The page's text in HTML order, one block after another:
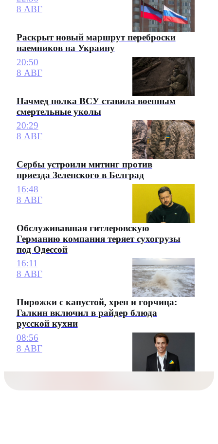
8 АВГ
Раскрыт новый маршрут переброски
наемников на Украину
20:50
8 АВГ
Начмед полка ВСУ ставила военным
смертельные уколы
20:29
8 АВГ
Сербы устроили митинг против
приезда Зеленского в Белград
16:48
8 АВГ
Обслуживавшая гитлеровскую
Германию компания теряет сухогрузы
под Одессой
16:11
8 АВГ
Пирожки с капустой, хрен и горчица:
Галкин включил в райдер блюда
русской кухни
08:56
8 АВГ